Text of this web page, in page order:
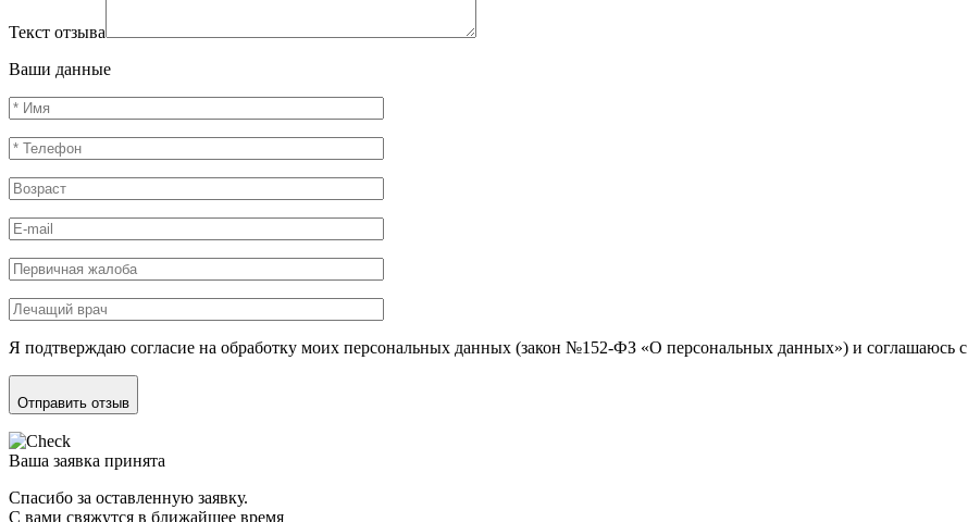
Текст отзыва
Ваши данные
Я подтверждаю согласие на обработку моих персональных данных (закон №152-ФЗ «О персональных данных») и соглашаюсь с
Отправить отзыв
Ваша заявка принята
Спасибо за оставленную заявку.
С вами свяжутся в ближайшее время